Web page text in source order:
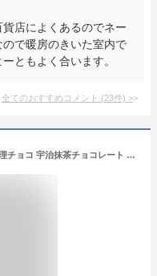
店によくあるのでネー
で暖房のきいた室内で
ともよく合います。
全てのおすすめコメント (23件) >
お返し お菓子 伊藤久右衛門 和風 義理チョコ 宇治抹茶チョコレート 5粒 § まとめ買い プチ個包装 チョコ チョコレート おしゃれ かわいい 子供 お配り お返し 職場 大量 退職 上司 まとめ買い 生チョコ 義理返し お菓子 SNS紹介